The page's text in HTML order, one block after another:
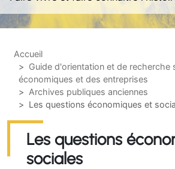
Accueil
Guide d'orientation et de recherche
économiques et des entreprises
Archives publiques anciennes
Les questions économiques et
Les questions
sociales